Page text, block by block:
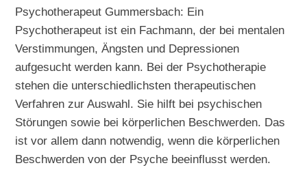
Psychotherapeut Gummersbach: Ein
Psychotherapeut ist ein Fachmann, der bei mentalen
Verstimmungen, Ängsten und Depressionen
aufgesucht werden kann. Bei der Psychotherapie
stehen die unterschiedlichsten therapeutischen
Verfahren zur Auswahl. Sie hilft bei psychischen
Störungen sowie bei körperlichen Beschwerden. Das
ist vor allem dann notwendig, wenn die körperlichen
Beschwerden von der Psyche beeinflusst werden.